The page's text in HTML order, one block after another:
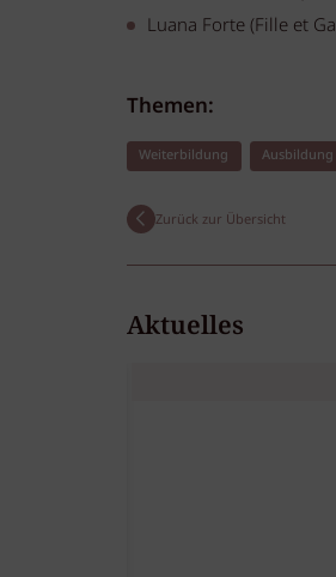
Luana Forte (Fille et
Themen:
Weiterbildung
Zurück zur Übersicht
Aktuelles